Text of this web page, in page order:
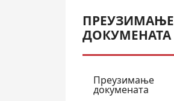
ПРЕУЗИМАЊЕ
ДОКУМЕНАТА
Преузимање
докумената